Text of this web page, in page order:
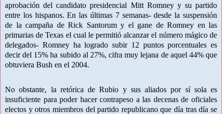
aprobación del candidato presidencial Mitt Romney y su partido
entre los hispanos. En las últimas 7 semanas- desde la suspensión
de la campaña de Rick Santorum y el gane de Romney en las
primarias de Texas el cual le permitió alcanzar el número mágico de
delegados- Romney ha logrado subir 12 puntos porcentuales es
decir del 15% ha subido al 27%, cifra muy lejana de aquel 44% que
obtuviera Bush en el 2004.
No obstante, la retórica de Rubio y sus aliados por sí sola es
insuficiente para poder hacer contrapeso a las decenas de oficiales
electos y otros miembros del partido republicano que día tras día se